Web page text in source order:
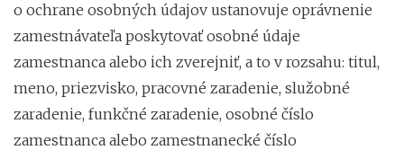
o ochrane osobných údajov ustanovuje oprávnenie
zamestnávateľa poskytovať osobné údaje
zamestnanca alebo ich zverejniť, a to v rozsahu: titul,
meno, priezvisko, pracovné zaradenie, služobné
zaradenie, funkčné zaradenie, osobné číslo
zamestnanca alebo zamestnanecké číslo